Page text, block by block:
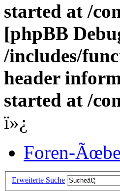
started at /
[phpBB
/includes/
header
started at /
ï»¿
Foren-
Erweiterte Suche